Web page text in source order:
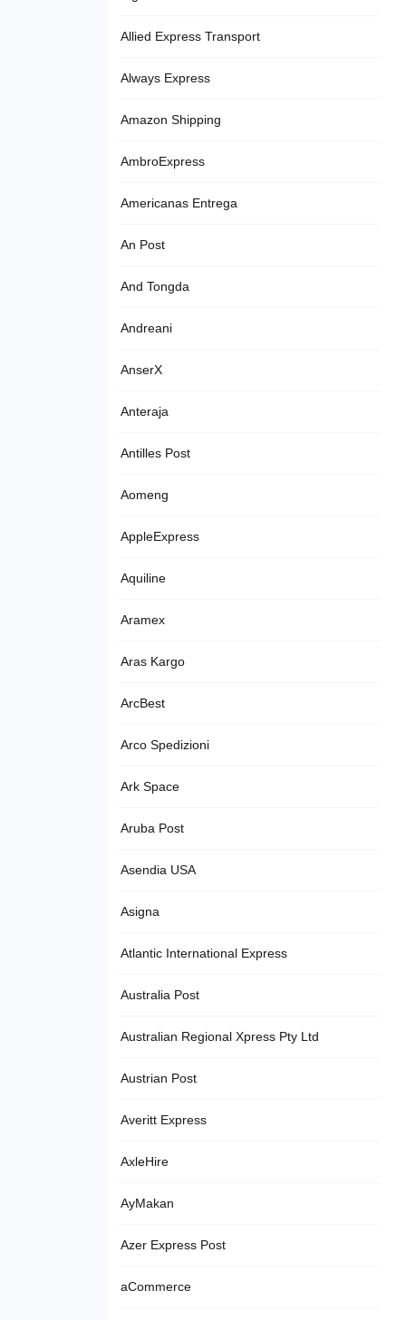
Allied Express Transport
Always Express
Amazon Shipping
AmbroExpress
Americanas Entrega
An Post
And Tongda
Andreani
AnserX
Anteraja
Antilles Post
Aomeng
AppleExpress
Aquiline
Aramex
Aras Kargo
ArcBest
Arco Spedizioni
Ark Space
Aruba Post
Asendia USA
Asigna
Atlantic International Express
Australia Post
Australian Regional Xpress Pty Ltd
Austrian Post
Averitt Express
AxleHire
AyMakan
Azer Express Post
aCommerce